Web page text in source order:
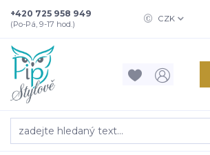
CZK
+420 725 958 949
(Po-Pá, 9-17 hod.)